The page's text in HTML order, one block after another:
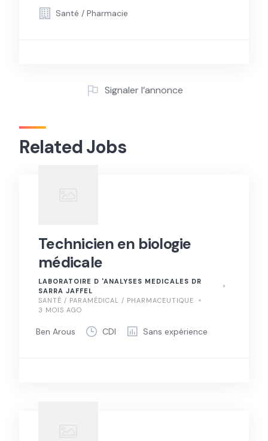
Santé / Pharmacie
Signaler l’annonce
Related Jobs
Technicien en biologie
médicale
LABORATOIRE D 'ANALYSES MEDICALES DR
SARRA JAFFEL
SANTÉ / PARAMÉDICAL / PHARMACEUTIQUE
3 MOIS AGO
Ben Arous CDI Sans expérience